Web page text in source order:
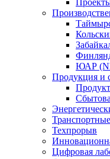
ЮАР
Продукция и
Техпрорыв
Цифровая